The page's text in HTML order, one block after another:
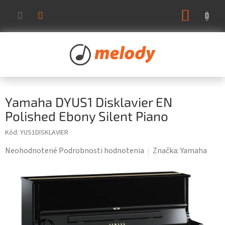
obsah
Yamaha DYUS1 Disklavier EN
Polished Ebony Silent Piano
Kód: YUS1DISKLAVIER
Priemerné
Neohodnotené Podrobnosti hodnotenia Značka:Yamaha